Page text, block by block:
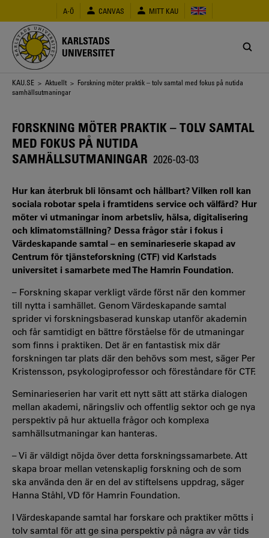
huvudinnehåll
A-Ö CANVAS MITT KAU
KARLSTADS
UNIVERSITET
Länkstig
KAU.SE > Aktuellt > Forskning möter praktik – tolv samtal med fokus på nutida
samhällsutmaningar
FORSKNING MÖTER PRAKTIK – TOLV SAMTAL
MED FOKUS PÅ NUTIDA
SAMHÄLLSUTMANINGAR 2026-03-03
Hur kan återbruk bli lönsamt och hållbart? Vilken roll kan
sociala robotar spela i framtidens service och välfärd? Hur
möter vi utmaningar inom arbetsliv, hälsa, digitalisering
och klimatomställning? Dessa frågor står i fokus i
Värdeskapande samtal – en seminarieserie skapad av
Centrum för tjänsteforskning (CTF) vid Karlstads
universitet i samarbete med The Hamrin Foundation.
– Forskning skapar verkligt värde först när den kommer
till nytta i samhället. Genom Värdeskapande samtal
sprider vi forskningsbaserad kunskap utanför akademin
och får samtidigt en bättre förståelse för de utmaningar
som finns i praktiken. Det är en fantastisk mix där
forskningen tar plats där den behövs som mest, säger Per
Kristensson, psykologiprofessor och föreståndare för CTF.
Seminarieserien har varit ett nytt sätt att stärka dialogen
mellan akademi, näringsliv och offentlig sektor och ge nya
perspektiv på hur aktuella frågor och komplexa
samhällsutmaningar kan hanteras.
– Vi är väldigt nöjda över detta forskningssamarbete. Att
skapa broar mellan vetenskaplig forskning och de som
ska använda den är en del av stiftelsens uppdrag, säger
Hanna Ståhl, VD för Hamrin Foundation.
I Värdeskapande samtal har forskare och praktiker mötts i
tolv samtal för att ge sina perspektiv på några av vår tids